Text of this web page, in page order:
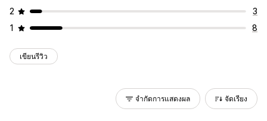
2
3
1
8
เขียนรีวิว
จำกัดการแสดงผล จัดเรียง